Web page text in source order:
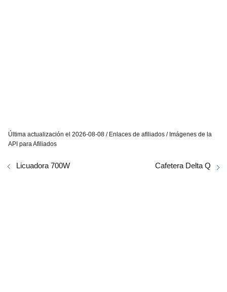
Última actualización el 2026-08-08 / Enlaces de afiliados / Imágenes de la
API para Afiliados
Licuadora 700W Cafetera Delta Q